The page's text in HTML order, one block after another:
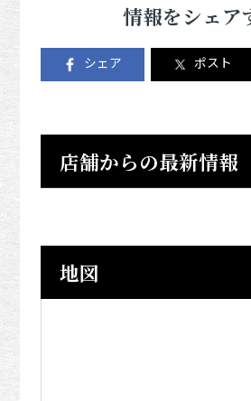
情報をシェア
シェア ポスト
店舗からの最新情報
地図